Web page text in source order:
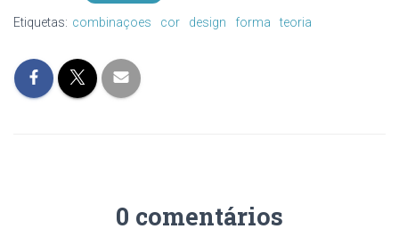
Etiquetas: combinaçoes cor design forma teoria
0 comentários